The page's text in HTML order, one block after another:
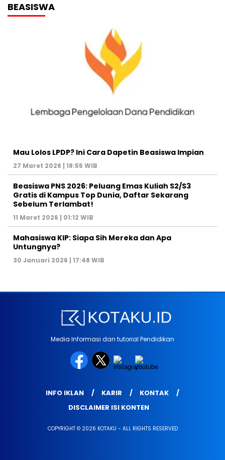
BEASISWA
Mau Lolos LPDP? Ini Cara Dapetin Beasiswa Impian
27 Maret 2026 | 18:55 WIB
Beasiswa PNS 2026: Peluang Emas Kuliah S2/S3
Gratis di Kampus Top Dunia, Daftar Sekarang
Sebelum Terlambat!
11 Maret 2026 | 01:12 WIB
Mahasiswa KIP: Siapa Sih Mereka dan Apa
Untungnya?
30 Januari 2026 | 17:48 WIB
Media Informasi dan tutorial Pendidikan
INFO IKLAN KARIR
KONTAK
DISCLAIMER ISI KONTEN
COPYRIGHT © 2026 KOTAKU - ALL RIGHTS RESERVED